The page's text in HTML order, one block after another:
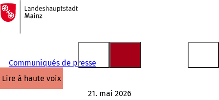
Accéder au contenu
Vers
la
page
d'accueil
Communiqués de presse
lire à haute voix
21. mai 2026